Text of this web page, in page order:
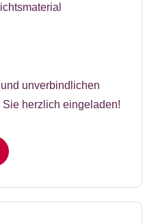
unverbindlichen
herzlich eingeladen!